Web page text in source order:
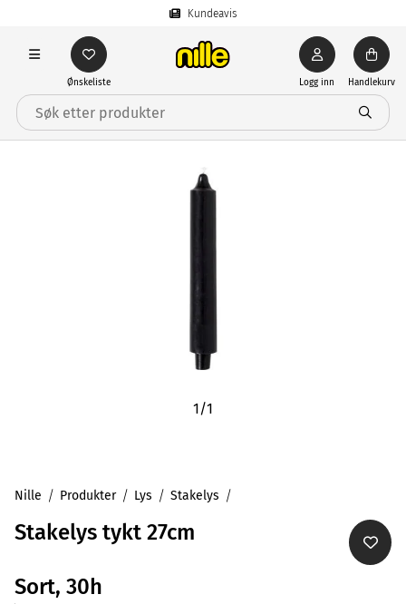
Kundeavis
Ønskeliste Logg inn Handlekurv
1/1
Nille Produkter Lys Stakelys
Stakelys tykt 27cm
Sort, 30h